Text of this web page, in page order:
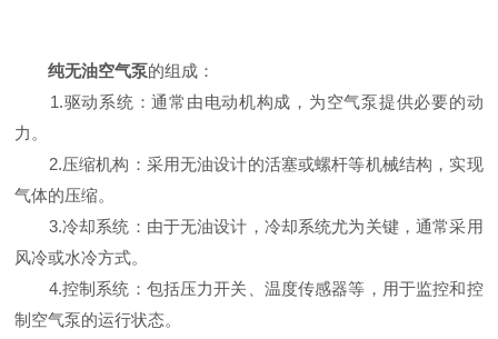
纯无油空气泵的组成：
1.驱动系统：通常由电动机构成，为空气泵提供必要的动
力。
2.压缩机构：采用无油设计的活塞或螺杆等机械结构，实现
气体的压缩。
3.冷却系统：由于无油设计，冷却系统尤为关键，通常采用
风冷或水冷方式。
4.控制系统：包括压力开关、温度传感器等，用于监控和控
制空气泵的运行状态。